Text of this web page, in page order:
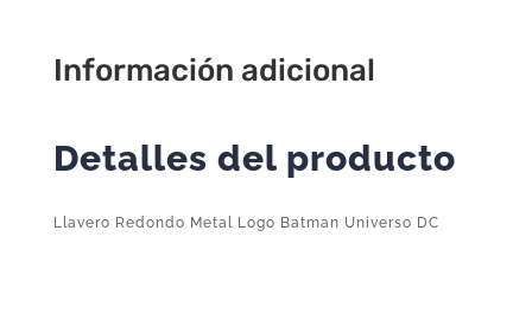
Información adicional
Detalles del producto
Llavero Redondo Metal Logo Batman Universo DC